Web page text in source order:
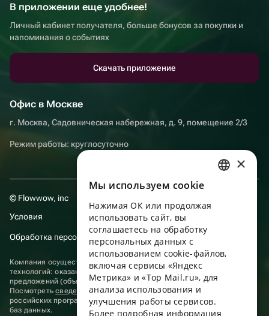
В приложении еще удобнее!
Личный кабинет получателя, больше бонусов за покупки и
напоминания о событиях
Скачать приложение
Офис в Москве
г. Москва, Садовническая набережная, д. 9, помещение 2/3
Режим работы: круглосуточно
© Flowwow, inc
Условия
Обработка персональных данных
Компания осуществляет деятельность в области информационных
технологий: оказание услуг в сети “Интернет” по размещению
предложений (объявлений) продавцов о реализации товаров.
Посмотретьсведения о программах, включенных в реестр
российских программ для электронных вычислительных машин и
баз данных.
ENGLISH
UKRAINIAN
PORTUGUESE
×
Мы используем сookie
Нажимая ОК или продолжая
использовать сайт, вы
соглашаетесь на обработку
персональных данных с
использованием cookie-файлов,
включая сервисы «Яндекс
Метрика» и «Top Mail.ru», для
анализа использования и
улучшения работы сервисов.
Более подробная информация